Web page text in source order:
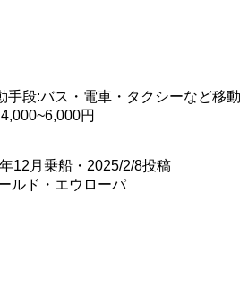
手段:バス・電車・タクシーなど移動
4,000~6,000円
12月乗船・2025/2/8投稿
ルド・エウローパ